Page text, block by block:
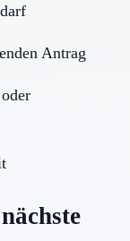
Antrag